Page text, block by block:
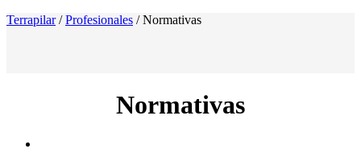
Terrapilar/Profesionales /Normativas
Normativas